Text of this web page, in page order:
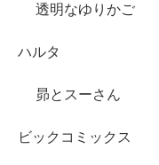
透明なゆりかご
ハルタ
昴とスーさん
ビックコミックス